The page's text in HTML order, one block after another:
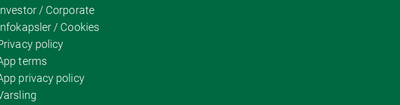
/ Corporate
/ Cookies
policy
terms
privacy policy